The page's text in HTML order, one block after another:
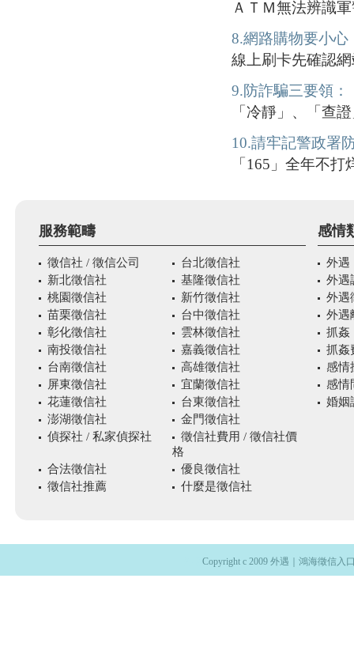
ＡＴＭ無法辨識
8.網路購物要小心
線上刷卡先確認
9.防詐騙三要領：
「冷靜」、「查
10.請牢記警政署
「165」全年不
服務範疇
徵信社 / 徵信公司
台北徵信社
新北徵信社
基隆徵信社
桃園徵信社
新竹徵信社
苗栗徵信社
台中徵信社
彰化徵信社
雲林徵信社
南投徵信社
嘉義徵信社
台南徵信社
高雄徵信社
屏東徵信社
宜蘭徵信社
花蓮徵信社
台東徵信社
澎湖徵信社
金門徵信社
偵探社 / 私家偵探社
徵信社費用 / 徵信社價
格
合法徵信社
優良徵信社
徵信社推薦
什麼是徵信社
感情
外遇
外遇
外遇
外遇
抓姦
抓姦
感情
感情
婚姻
外遇Copyright c 2009 外遇｜鴻海徵信